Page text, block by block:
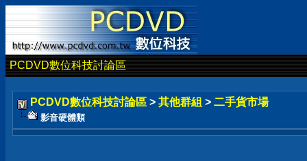
PCDVD數位科技討論區
PCDVD數位科技討論區 > 其他群組 > 二手貨市場
影音硬體類